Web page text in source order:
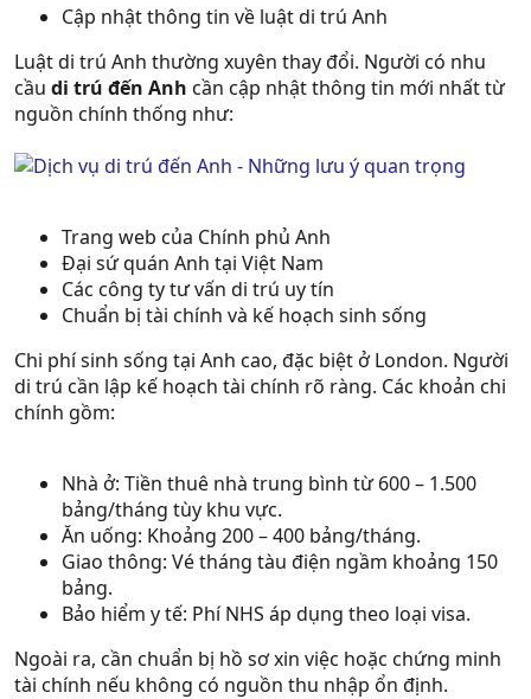
Cập nhật thông tin về luật di trú Anh
Luật di trú Anh thường xuyên thay đổi. Người có nhu
cầu di trú đến Anh cần cập nhật thông tin mới nhất từ
nguồn chính thống như:
Trang web của Chính phủ Anh
Đại sứ quán Anh tại Việt Nam
Các công ty tư vấn di trú uy tín
Chuẩn bị tài chính và kế hoạch sinh sống
Chi phí sinh sống tại Anh cao, đặc biệt ở London. Người
di trú cần lập kế hoạch tài chính rõ ràng. Các khoản chi
chính gồm:
Nhà ở: Tiền thuê nhà trung bình từ 600 – 1.500
bảng/tháng tùy khu vực.
Ăn uống: Khoảng 200 – 400 bảng/tháng.
Giao thông: Vé tháng tàu điện ngầm khoảng 150
bảng.
Bảo hiểm y tế: Phí NHS áp dụng theo loại visa.
Ngoài ra, cần chuẩn bị hồ sơ xin việc hoặc chứng minh
tài chính nếu không có nguồn thu nhập ổn định.